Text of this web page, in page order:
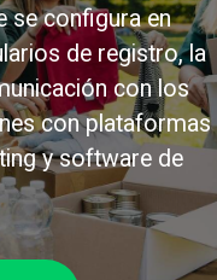
se configura en
de registro, la
con los
con plataformas
y software de